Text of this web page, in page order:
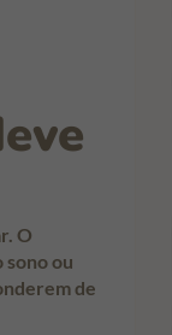
O
ou
de